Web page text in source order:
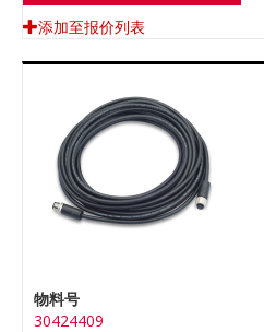
添加至报价列表
物料号
30424409